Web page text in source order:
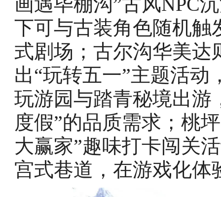
下可与古装角色随机触
式剧场；古尔沟华美达
出“玩转五一”主题活
玩游园与踏青秘境出游
度假”的品质需求；桃
大赢家”趣味打卡闯关
宫式巷道，在游戏化体